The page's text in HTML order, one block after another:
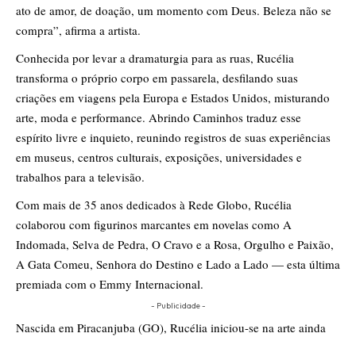
ato de amor, de doação, um momento com Deus. Beleza não se
compra”, afirma a artista.
Conhecida por levar a dramaturgia para as ruas, Rucélia
transforma o próprio corpo em passarela, desfilando suas
criações em viagens pela Europa e Estados Unidos, misturando
arte, moda e performance. Abrindo Caminhos traduz esse
espírito livre e inquieto, reunindo registros de suas experiências
em museus, centros culturais, exposições, universidades e
trabalhos para a televisão.
Com mais de 35 anos dedicados à Rede Globo, Rucélia
colaborou com figurinos marcantes em novelas como A
Indomada, Selva de Pedra, O Cravo e a Rosa, Orgulho e Paixão,
A Gata Comeu, Senhora do Destino e Lado a Lado — esta última
premiada com o Emmy Internacional.
- Publicidade -
Nascida em Piracanjuba (GO), Rucélia iniciou-se na arte ainda